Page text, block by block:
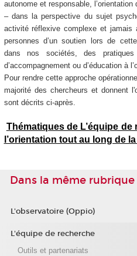
autonome et responsable,
– dans la perspective du sujet
activité réflexive complexe et jamais
personnes d’un soutien lors de
dans nos sociétés, des
d’accompagnement ou d’éducation à
Pour rendre cette approche
majorité des chercheurs et donnent
sont décrits ci-après.
Thématiques de L’équipe
l’orientation tout au long de
Dans la même rubrique
L'observatoire (Oppio)
L'équipe de recherche
Outils et partenariats